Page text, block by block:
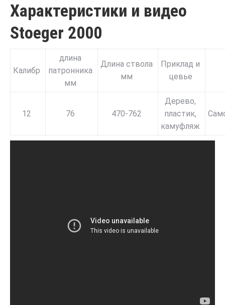
Характеристики и видео
Stoeger 2000
Калибр
длина
патронника
мм
Длина ствола
мм
Приклад и
цевье
12 76 470-762
Дерево,
пластик,
камуфляж